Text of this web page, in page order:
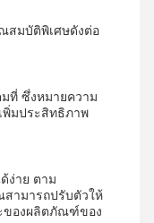
สมบัติพิเศษดังต่อ
ที่ ซึ่งหมายความ
พิ่มประสิทธิภาพ
ง่าย ตาม
ามารถปรับตัวให้
ของผลิตภัณฑ์ของ